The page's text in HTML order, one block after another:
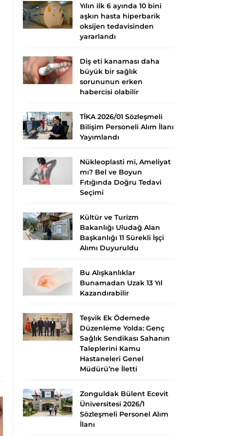
Yılın ilk 6 ayında 10 bini
aşkın hasta hiperbarik
oksijen tedavisinden
yararlandı
Diş eti kanaması daha
büyük bir sağlık
sorununun erken
habercisi olabilir
TİKA 2026/01 Sözleşmeli
Bilişim Personeli Alım İlanı
Yayımlandı
Nükleoplasti mi, Ameliyat
mı? Bel ve Boyun
Fıtığında Doğru Tedavi
Seçimi
Kültür ve Turizm
Bakanlığı Uludağ Alan
Başkanlığı 11 Sürekli İşçi
Alımı Duyuruldu
Bu Alışkanlıklar
Bunamadan Uzak 13 Yıl
Kazandırabilir
Teşvik Ek Ödemede
Düzenleme Yolda: Genç
Sağlık Sendikası Sahanın
Taleplerini Kamu
Hastaneleri Genel
Müdürü’ne İletti
Zonguldak Bülent Ecevit
Üniversitesi 2026/1
Sözleşmeli Personel Alım
İlanı